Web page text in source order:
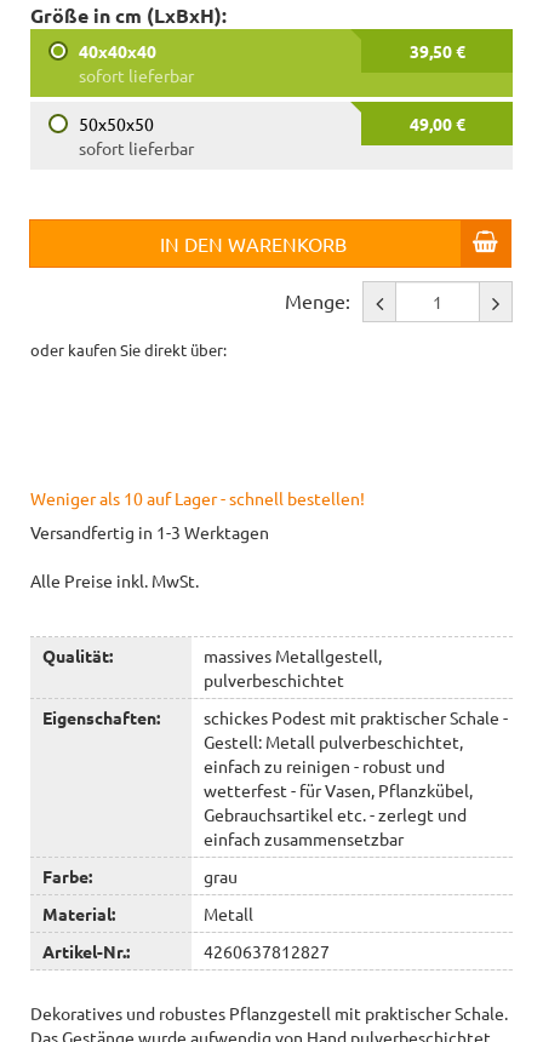
Größe in cm (LxBxH):
40x40x40
39,50 €
sofort lieferbar
50x50x50
49,00 €
sofort lieferbar
IN DEN WARENKORB
Menge:
oder kaufen Sie direkt über:
Weniger als 10 auf Lager - schnell bestellen!
Versandfertig in 1-3 Werktagen
Alle Preise inkl. MwSt.
Qualität:
massives Metallgestell,
pulverbeschichtet
Eigenschaften:
schickes Podest mit praktischer Schale -
Gestell: Metall pulverbeschichtet,
einfach zu reinigen - robust und
wetterfest - für Vasen, Pflanzkübel,
Gebrauchsartikel etc. - zerlegt und
einfach zusammensetzbar
Farbe:
grau
Material:
Metall
Artikel-Nr.:
4260637812827
Dekoratives und robustes Pflanzgestell mit praktischer Schale.
Das Gestänge wurde aufwendig von Hand pulverbeschichtet